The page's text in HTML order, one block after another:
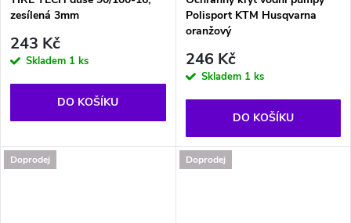
zesílená 3mm
243 Kč
Skladem 1 ks
DO KOŠÍKU
Polisport KTM Husqvarna
oranžový
246 Kč
Skladem 1 ks
DO KOŠÍKU
Doprodej Doprodej